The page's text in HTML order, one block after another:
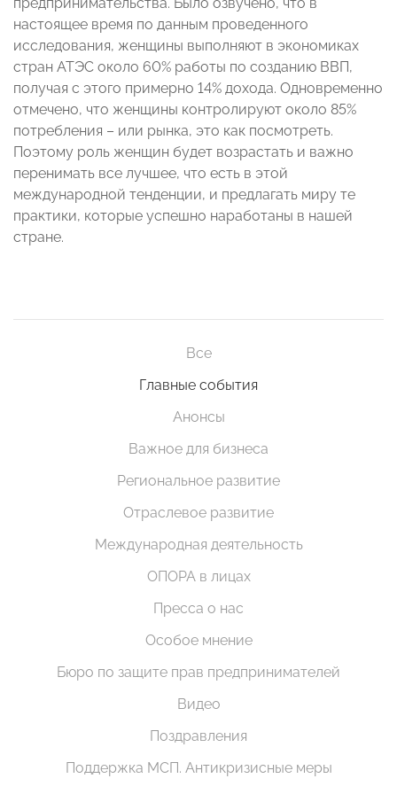
настоящее время по данным проведенного
исследования, женщины выполняют в экономиках
стран АТЭС около 60% работы по созданию ВВП,
получая с этого примерно 14% дохода. Одновременно
отмечено, что женщины контролируют около 85%
потребления – или рынка, это как посмотреть.
Поэтому роль женщин будет возрастать и важно
перенимать все лучшее, что есть в этой
международной тенденции, и предлагать миру те
практики, которые успешно наработаны в нашей
стране.
Все
Главные события
Анонсы
Важное для бизнеса
Региональное развитие
Отраслевое развитие
Международная деятельность
ОПОРА в лицах
Пресса о нас
Особое мнение
Бюро по защите прав предпринимателей
Видео
Поздравления
Поддержка МСП. Антикризисные меры